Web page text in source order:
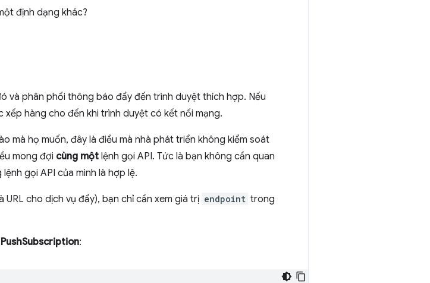
định dạng khác?
và phân phối thông báo đẩy đến trình duyệt thích hợp. Nếu
hàng cho đến khi trình duyệt có kết nối mạng.
mà họ muốn, đây là điều mà nhà phát triển không kiểm soát
mong đợi cùng một lệnh gọi API. Tức là bạn không cần quan
gọi API của mình là hợp lệ.
cho dịch vụ đẩy), bạn chỉ cần xem giá trị endpoint trong
PushSubscription: